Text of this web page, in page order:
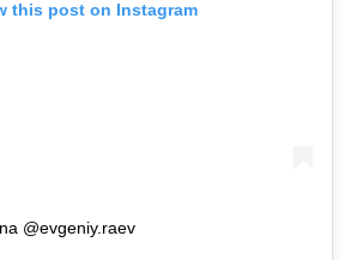
this post on Instagram
@evgeniy.raev